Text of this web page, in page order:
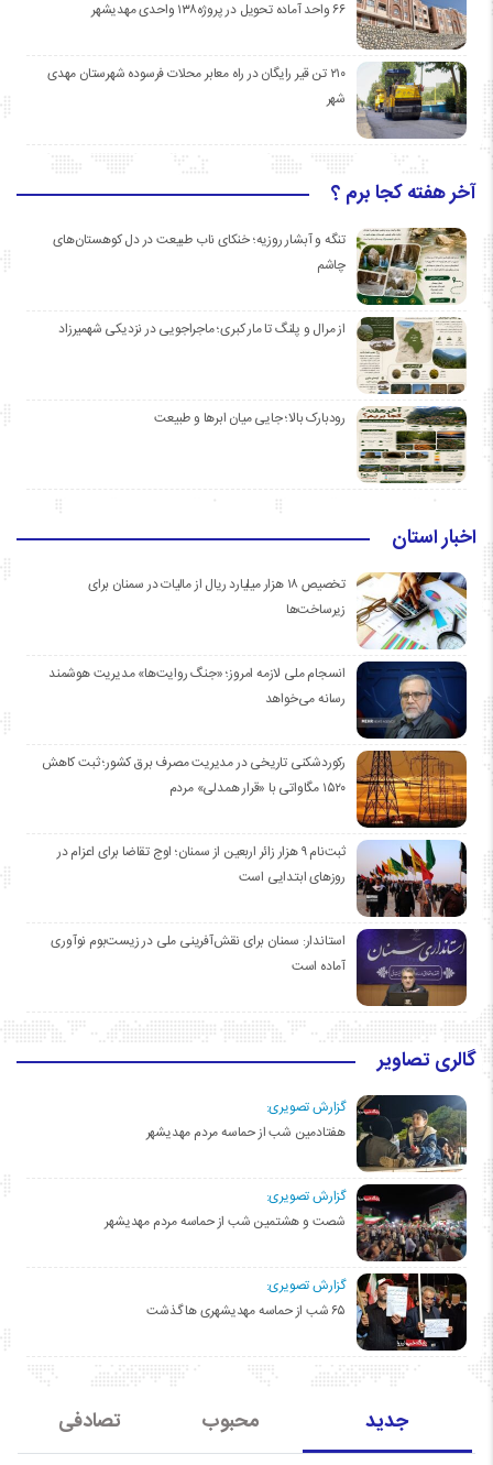
۶۶ واحد آماده تحویل در پروژه۱۳۸ واحدی مهدیشهر
۲۱۰ تن قیر رایگان در راه معابر محلات فرسوده شهرستان مهدی
شهر
آخر هفته کجا برم ؟
تنگه و آبشار روزیه؛ خنکای ناب طبیعت در دل کوهستان‌های
چاشم
از مرال و پلنگ تا مار کبری؛ ماجراجویی در نزدیکی شهمیرزاد
رودبارک بالا؛ جایی میان ابرها و طبیعت
اخبار استان
تخصیص ۱۸ هزار میلیارد ریال از مالیات در سمنان برای
زیرساخت‌ها
انسجام ملی لازمه امروز؛ «جنگ روایت‌ها» مدیریت هوشمند
رسانه می‌خواهد
رکوردشکنی تاریخی در مدیریت مصرف برق کشور؛ ثبت کاهش
۱۵۲۰ مگاواتی با «قرار همدلی» مردم
ثبت‌نام ۹ هزار زائر اربعین از سمنان؛ اوج تقاضا برای اعزام در
روزهای ابتدایی است
استاندار: سمنان برای نقش‌آفرینی ملی در زیست‌بوم نوآوری
آماده است
گالری تصاویر
گزارش تصویری:
هفتادمین شب از حماسه مردم مهدیشهر
گزارش تصویری:
شصت و هشتمین شب از حماسه مردم مهدیشهر
گزارش تصویری:
۶۵ شب از حماسه مهدیشهری ها گذشت
جدید محبوب تصادفی